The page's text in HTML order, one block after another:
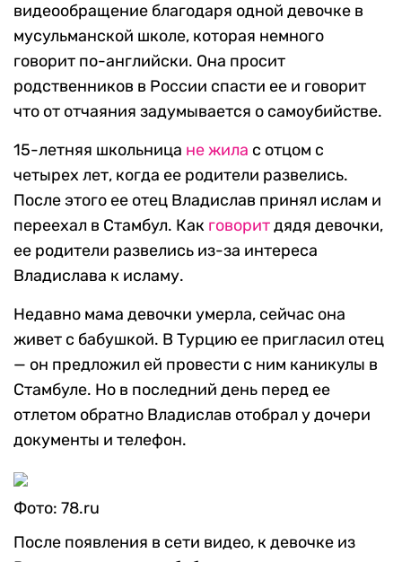
видеообращение благодаря одной девочке в
мусульманской школе, которая немного
говорит по-английски. Она просит
родственников в России спасти ее и говорит
что от отчаяния задумывается о самоубийстве.
15-летняя школьница не жила с отцом с
четырех лет, когда ее родители развелись.
После этого ее отец Владислав принял ислам и
переехал в Стамбул. Как говоритдядя девочки,
ее родители развелись из-за интереса
Владислава к исламу.
Недавно мама девочки умерла, сейчас она
живет с бабушкой. В Турцию ее пригласил отец
— он предложил ей провести с ним каникулы в
Стамбуле. Но в последний день перед ее
отлетом обратно Владислав отобрал у дочери
документы и телефон.
Фото: 78.ru
После появления в сети видео, к девочке из